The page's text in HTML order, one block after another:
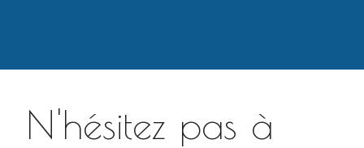
N'hésitez pas à